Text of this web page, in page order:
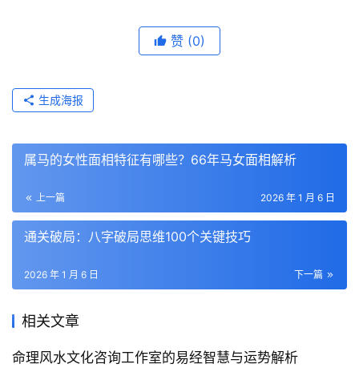
赞 (0)
生成海报
属马的女性面相特征有哪些？66年马女面相解析
上一篇 2026 年 1 月 6 日
通关破局：八字破局思维100个关键技巧
下一篇
2026 年 1 月 6 日
相关文章
命理风水文化咨询工作室的易经智慧与运势解析